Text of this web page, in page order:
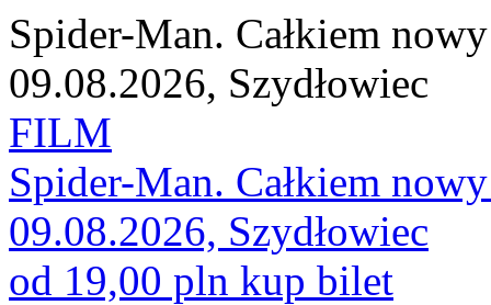
Spider-Man. Całkiem
09.08.2026, Szydłowiec
FILM
Spider-Man. Całkiem
09.08.2026, Szydłowiec
od 19,00 pln kup bilet